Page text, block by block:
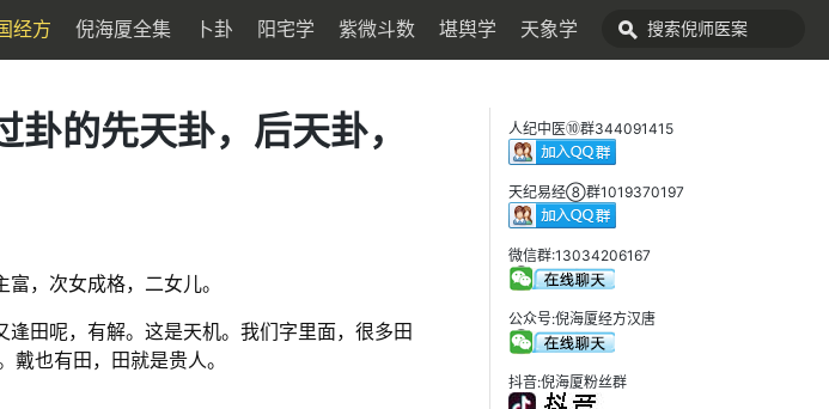
经方 倪海厦全集 卜卦 阳宅学 紫微斗数 堪舆学 天象学
的先天卦，后天卦，
，次女成格，二女儿。
田呢，有解。这是天机。我们字里面，很多田
戴也有田，田就是贵人。
人纪中医⑩群344091415
天纪易经⑧群1019370197
微信群:13034206167
公众号:倪海厦经方汉唐
抖音:倪海厦粉丝群